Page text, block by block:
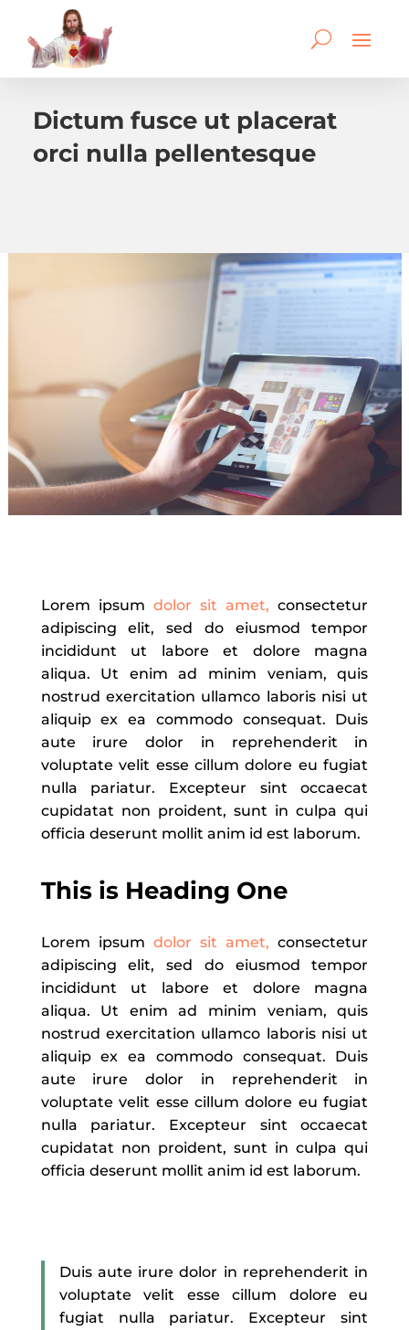
Dictum fusce ut placerat
orci nulla pellentesque
Lorem ipsum dolor sit amet, consectetur
adipiscing elit, sed do eiusmod tempor
incididunt ut labore et dolore magna
aliqua. Ut enim ad minim veniam, quis
nostrud exercitation ullamco laboris nisi ut
aliquip ex ea commodo consequat. Duis
aute irure dolor in reprehenderit in
voluptate velit esse cillum dolore eu fugiat
nulla pariatur. Excepteur sint occaecat
cupidatat non proident, sunt in culpa qui
officia deserunt mollit anim id est laborum.
This is Heading One
Lorem ipsum dolor sit amet, consectetur
adipiscing elit, sed do eiusmod tempor
incididunt ut labore et dolore magna
aliqua. Ut enim ad minim veniam, quis
nostrud exercitation ullamco laboris nisi ut
aliquip ex ea commodo consequat. Duis
aute irure dolor in reprehenderit in
voluptate velit esse cillum dolore eu fugiat
nulla pariatur. Excepteur sint occaecat
cupidatat non proident, sunt in culpa qui
officia deserunt mollit anim id est laborum.
Duis aute irure dolor in reprehenderit in
voluptate velit esse cillum dolore eu
fugiat nulla pariatur. Excepteur sint